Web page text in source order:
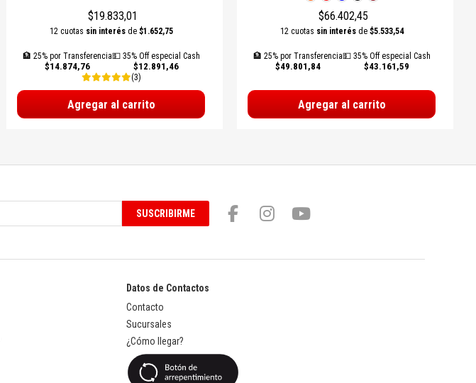
$19.833,01
12 cuotas sin interésde $1.652,75
🏦 25% por Transferencia
$14.874,76
💵 35% Off especial Cash
$12.891,46
(3)
Agregar al carrito
$66.402,45
12 cuotas sin interésde $5.533,54
🏦 25% por Transferencia
$49.801,84
💵 35% Off especial Cash
$43.161,59
Agregar al carrito
SUSCRIBIRME
Datos de Contactos
Contacto
Sucursales
¿Cómo llegar?